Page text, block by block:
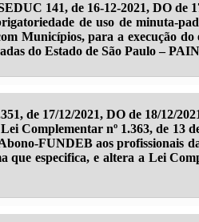
141, de 16-12-2021, DO de
de uso de minuta-
Municípios, para a execução
do Estado de São Paulo –
de 17/12/2021, DO de 18/12/
Complementar nº 1.363, de 13
FUNDEB aos profissionais
que especifica, e altera a Lei